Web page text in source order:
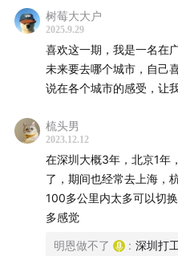
树莓大大户
2025.9.29
喜欢这一期，我是一名在
未来要去哪个城市，自己
说在各个城市的感受，让
梳头男
2023.12.12
在深圳大概3年，北京1年
了，期间也经常去上海，
100多公里内太多可以切
多感觉
明恩做不了 : 深圳打